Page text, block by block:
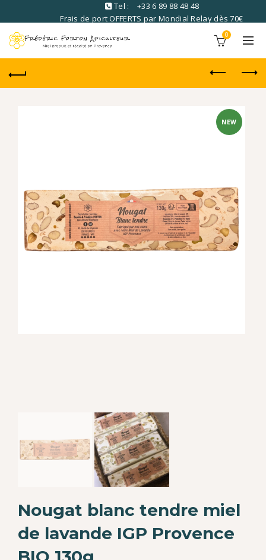
Tel :
+33 6 89 88 48 48
Frais de port OFFERTS par Mondial Relay dès 70€
0
NEW
Nougat blanc tendre miel
de lavande IGP Provence